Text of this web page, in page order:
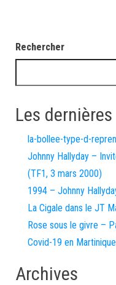
Rechercher
Les
la-bollee-type-d-
Johnny Hallyday –
(TF1, 3 mars 2000)
1994 – Johnny
La Cigale dans le JT
Rose sous le givre –
Covid-19 en Martinique
Archives